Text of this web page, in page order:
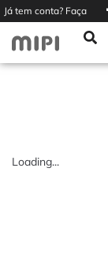
Já tem conta? Faça
Loading...